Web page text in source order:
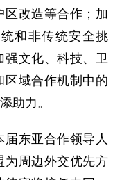
区改造等合作；加
和非传统安全挑
强文化、科技、卫
区域合作机制中的
助力。
东亚合作领导人
为周边外交优先方